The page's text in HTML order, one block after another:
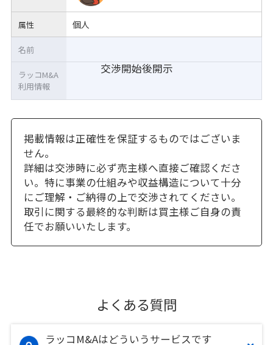
属性 個人
交渉開始後開示
名前
ラッコM&A
利用情報
掲載情報は正確性を保証するものではございま
せん。
詳細は交渉時に必ず売主様へ直接ご確認くださ
い。特に事業の仕組みや収益構造について十分
にご理解・ご納得の上で交渉されてください。
取引に関する最終的な判断は買主様ご自身の責
任でお願いいたします。
よくある質問
ラッコM&Aはどういうサービスです